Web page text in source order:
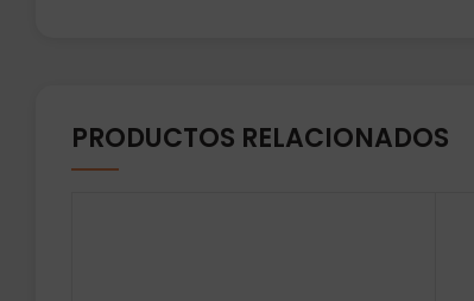
PRODUCTOS RELACIONADOS